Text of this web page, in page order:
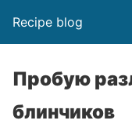
Recipe blog
Пробую
блинчиков